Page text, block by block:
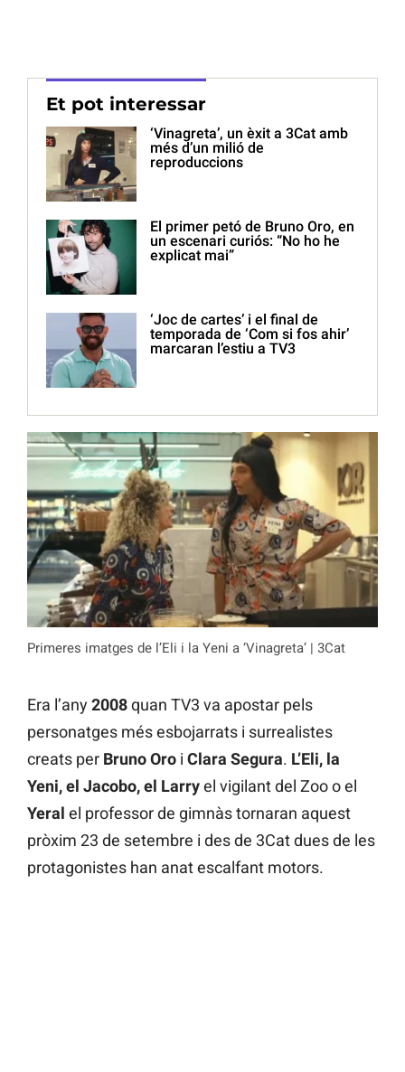
Et pot interessar
‘Vinagreta’, un èxit a 3Cat amb
més d’un milió de
reproduccions
El primer petó de Bruno Oro, en
un escenari curiós: “No ho he
explicat mai”
‘Joc de cartes’ i el final de
temporada de ‘Com si fos ahir’
marcaran l’estiu a TV3
Primeres imatges de l’Eli i la Yeni a ‘Vinagreta’ | 3Cat
Era l’any 2008quan TV3 va apostar pels
personatges més esbojarrats i surrealistes
creats per Bruno Oro i Clara Segura. L’Eli, la
Yeni, el Jacobo, el Larryel vigilant del Zoo o el
Yeral el professor de gimnàs tornaran aquest
pròxim 23 de setembre i des de 3Cat dues de les
protagonistes han anat escalfant motors.